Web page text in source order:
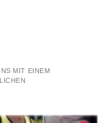
MIT EINEM